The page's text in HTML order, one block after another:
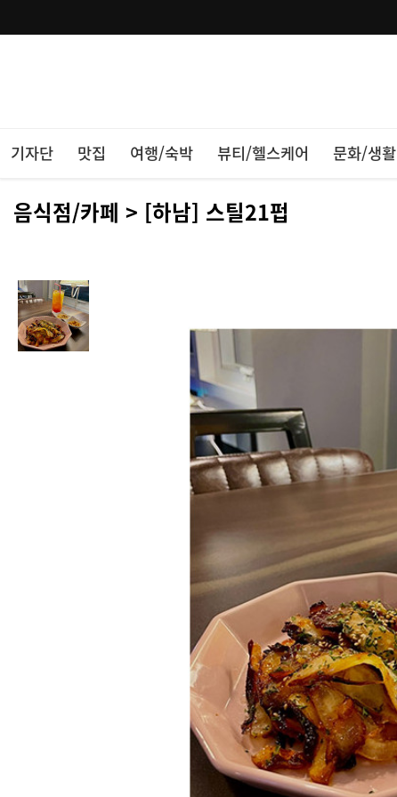
기자단 맛집 여행/숙박 뷰티/헬스케어 문화/생활
음식점/카페 > [하남] 스틸21펍